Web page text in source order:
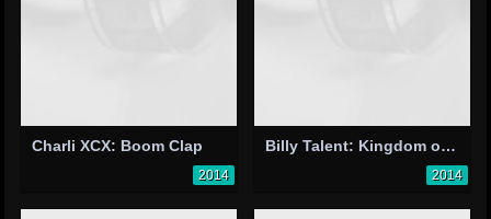
Charli XCX: Boom Clap
2014
Billy Talent: Kingdom of Zod
2014